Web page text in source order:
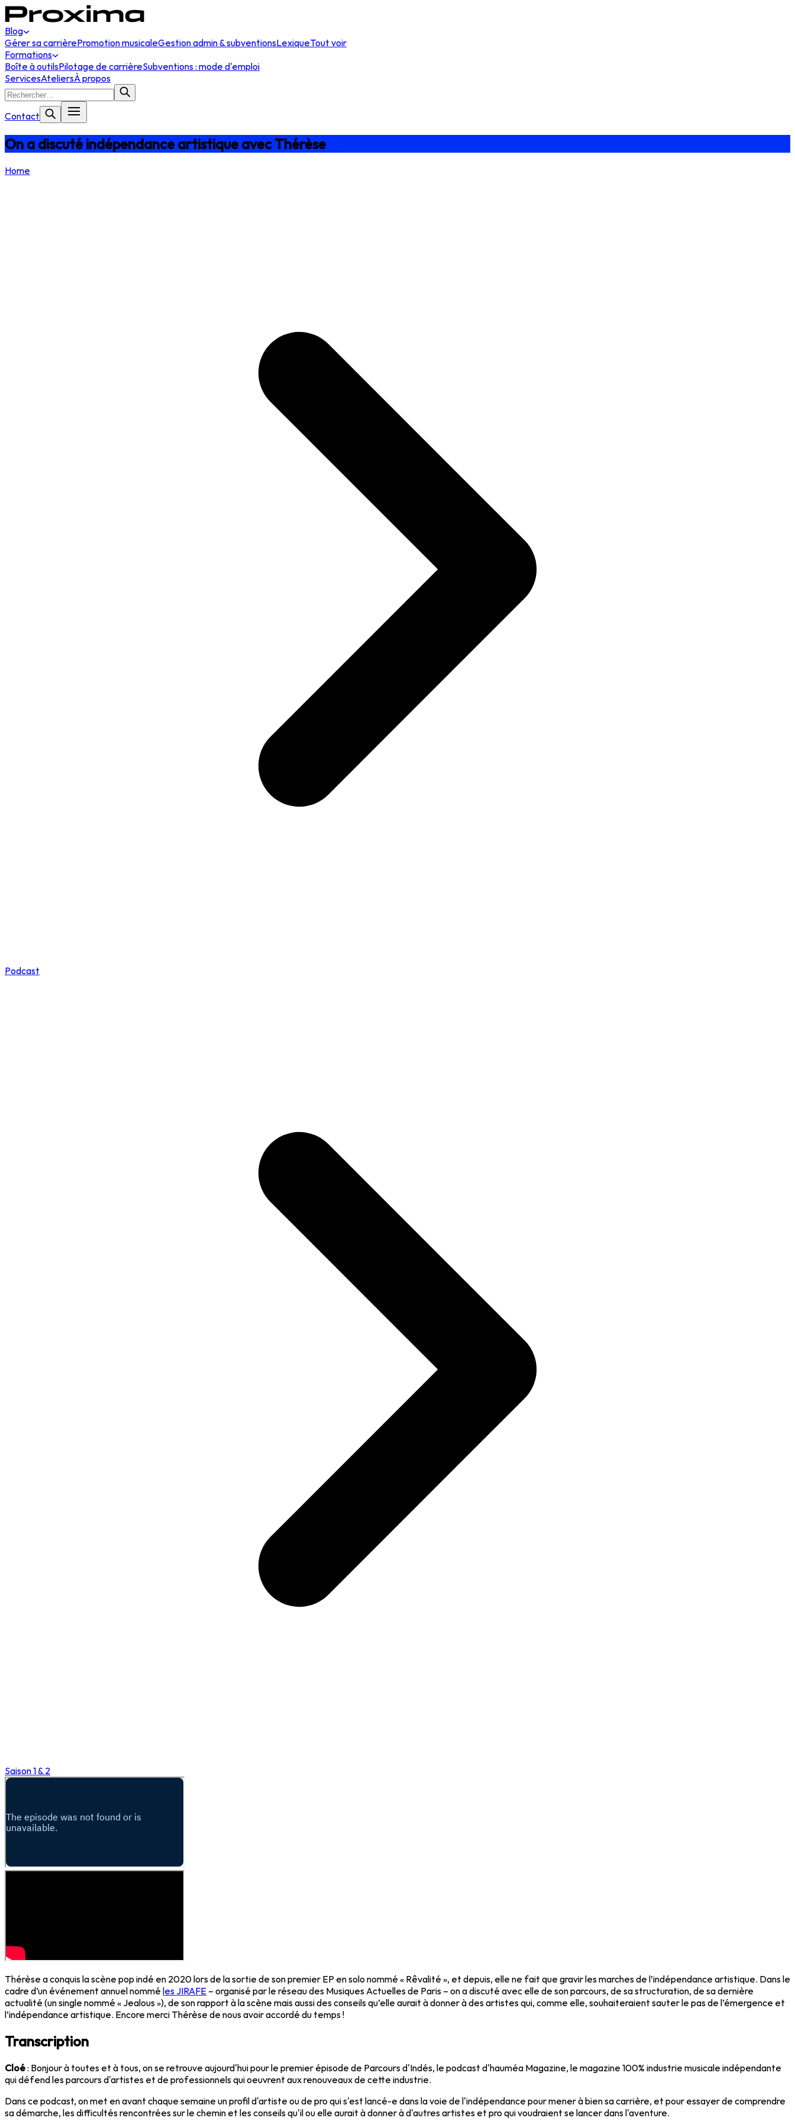
Blog
Gérer sa carrièrePromotion musicaleGestion admin & subventionsLexiqueTout voir
Formations
Boîte à outilsPilotage de carrièreSubventions : mode d'emploi
ServicesAteliersÀ propos
Contact
On a discuté indépendance artistique avec Thérèse
Home
Podcast
Saison 1 & 2
Thérèse a conquis la scène pop indé en 2020 lors de la sortie de son premier EP en solo nommé « Rêvalité », et depuis, elle ne fait que gravir les marches de l’indépendance artistique. Dans le
cadre d’un événement annuel nommé les JIRAFE – organisé par le réseau des Musiques Actuelles de Paris – on a discuté avec elle de son parcours, de sa structuration, de sa dernière
actualité (un single nommé « Jealous »), de son rapport à la scène mais aussi des conseils qu’elle aurait à donner à des artistes qui, comme elle, souhaiteraient sauter le pas de l’émergence et
l’indépendance artistique. Encore merci Thérèse de nous avoir accordé du temps !
Transcription
Cloé: Bonjour à toutes et à tous, on se retrouve aujourd'hui pour le premier épisode de Parcours d'Indés, le podcast d'hauméa Magazine, le magazine 100% industrie musicale indépendante
qui défend les parcours d'artistes et de professionnels qui oeuvrent aux renouveaux de cette industrie.
Dans ce podcast, on met en avant chaque semaine un profil d'artiste ou de pro qui s'est lancé-e dans la voie de l'indépendance pour mener à bien sa carrière, et pour essayer de comprendre
sa démarche, les difficultés rencontrées sur le chemin et les conseils qu'il ou elle aurait à donner à d'autres artistes et pro qui voudraient se lancer dans l'aventure.